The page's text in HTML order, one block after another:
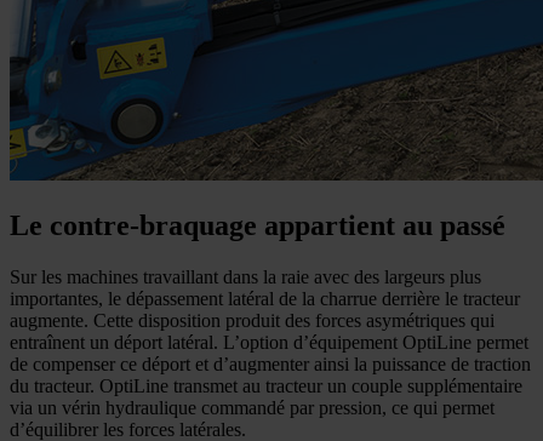
Le contre-braquage appartient au passé
Sur les machines travaillant dans la raie avec des largeurs plus
importantes, le dépassement latéral de la charrue derrière le tracteur
augmente. Cette disposition produit des forces asymétriques qui
entraînent un déport latéral. L’option d’équipement OptiLine permet
de compenser ce déport et d’augmenter ainsi la puissance de traction
du tracteur. OptiLine transmet au tracteur un couple supplémentaire
via un vérin hydraulique commandé par pression, ce qui permet
d’équilibrer les forces latérales.